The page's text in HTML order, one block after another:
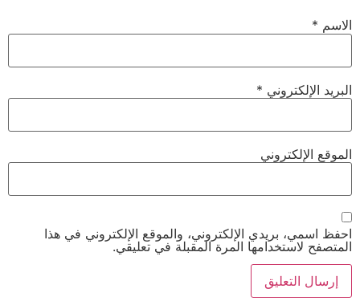
الاسم *
البريد الإلكتروني *
الموقع الإلكتروني
احفظ اسمي، بريدي الإلكتروني، والموقع الإلكتروني في هذا
المتصفح لاستخدامها المرة المقبلة في تعليقي.